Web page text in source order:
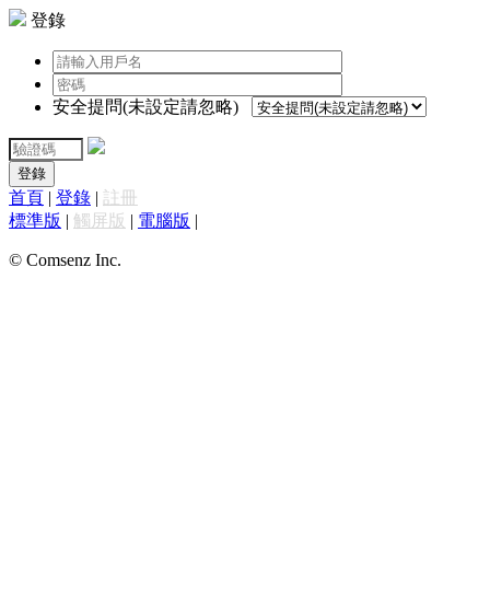
登錄
安全提問(未設定請忽略)
登錄
首頁 | 登錄 | 註冊
標準版 | 觸屏版 | 電腦版 |
© Comsenz Inc.